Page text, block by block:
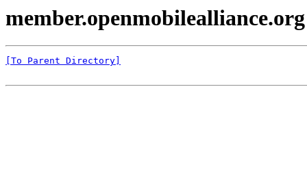
[To Parent Directory]